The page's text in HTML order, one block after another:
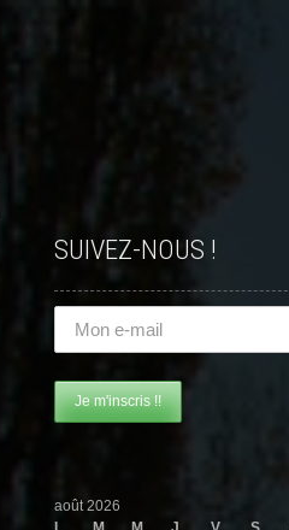
SUIVEZ-NOUS !
août 2026